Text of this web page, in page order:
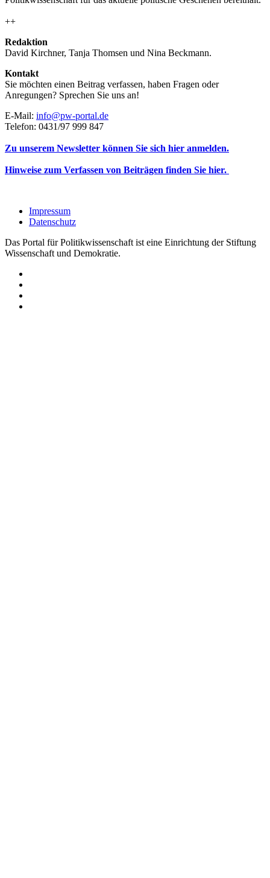
++
Redaktion
David Kirchner, Tanja Thomsen und Nina Beckmann.
Kontakt
Sie möchten einen Beitrag verfassen, haben Fragen oder
Anregungen? Sprechen Sie uns an!
E-Mail: info@pw-portal.de
Telefon: 0431/97 999 847
Zu unserem Newsletter können Sie sich hier anmelden.
Hinweise zum Verfassen von Beiträgen finden Sie hier.
Impressum
Datenschutz
Das Portal für Politikwissenschaft ist eine Einrichtung der Stiftung
Wissenschaft und Demokratie.